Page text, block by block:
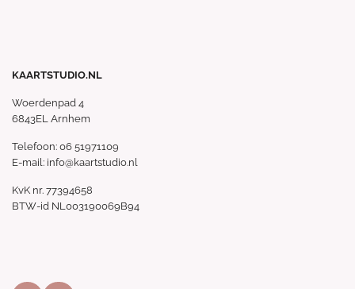
KAARTSTUDIO.NL
Woerdenpad 4
6843EL Arnhem
Telefoon: 06 51971109
E-mail: info@kaartstudio.nl
KvK nr. 77394658
BTW-id NL003190069B94